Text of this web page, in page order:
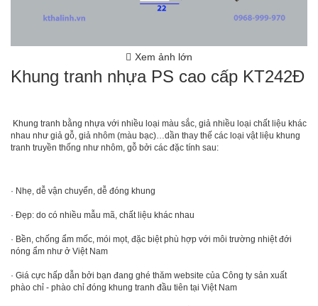
Xem ảnh lớn
Khung tranh nhựa PS cao cấp KT242Đ
Khung tranh bằng nhựa với nhiều loại màu sắc, giả nhiều loại chất liệu khác
nhau như giả gỗ, giả nhôm (màu bạc)…dần thay thế các loại vật liệu khung
tranh truyền thống như nhôm, gỗ bởi các đặc tính sau:
· Nhẹ, dễ vận chuyển, dễ đóng khung
· Đẹp: do có nhiều mẫu mã, chất liệu khác nhau
· Bền, chống ẩm mốc, mói mọt, đặc biệt phù hợp với môi trường nhiệt đới
nóng ẩm như ở Việt Nam
· Giá cực hấp dẫn bởi bạn đang ghé thăm website của Công ty sản xuất
phào chỉ - phào chỉ đóng khung tranh đầu tiên tại Việt Nam